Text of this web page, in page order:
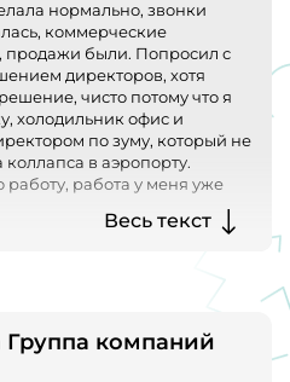
нормально, звонки
коммерческие
продажи были. Попросил с
директоров, хотя
чисто потому что я
холодильник офис и
по зуму, который не
в аэропорту.
работа у меня уже
и спустя два месяца выгнал
отзыв и пишу, потому
капризными людьми,
не были.
Весь текст
Группа компаний